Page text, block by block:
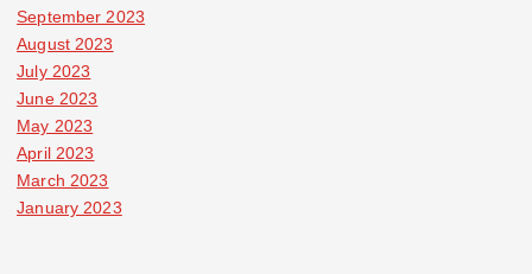
September 2023
August 2023
July 2023
June 2023
May 2023
April 2023
March 2023
January 2023